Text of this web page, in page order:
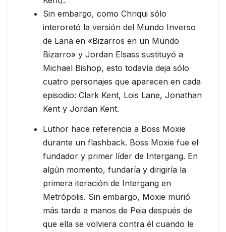
Sin embargo, como Chriqui sólo
interoretó la versión del Mundo Inverso
de Lana en «Bizarros en un Mundo
Bizarro» y Jordan Elsass sustituyó a
Michael Bishop, esto todavía deja sólo
cuatro personajes que aparecen en cada
episodio: Clark Kent, Lois Lane, Jonathan
Kent y Jordan Kent.
Luthor hace referencia a Boss Moxie
durante un flashback. Boss Moxie fue el
fundador y primer líder de Intergang. En
algún momento, fundaría y dirigiría la
primera iteración de Intergang en
Metrópolis. Sin embargo, Moxie murió
más tarde a manos de Peia después de
que ella se volviera contra él cuando le